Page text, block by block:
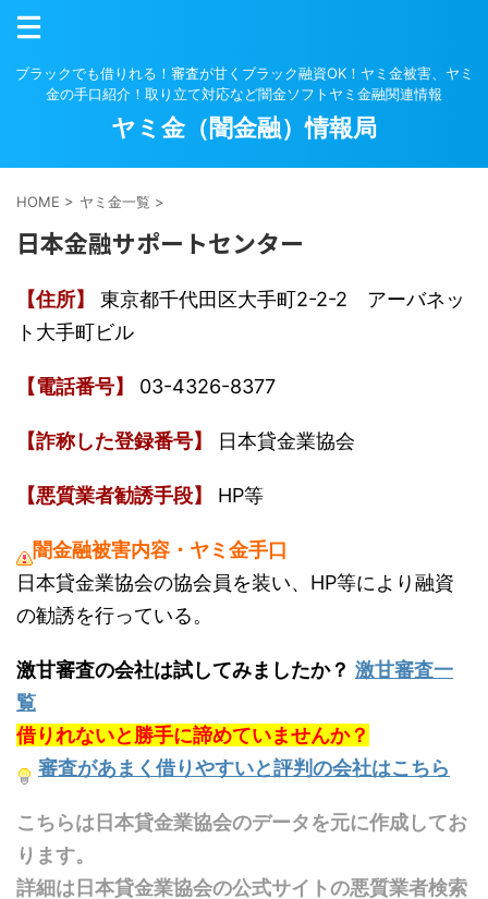
ブラックでも借りれる！審査が甘くブラック融資OK！ヤミ金被害、ヤミ
金の手口紹介！取り立て対応など闇金ソフトヤミ金融関連情報
ヤミ金（闇金融）情報局
HOME > ヤミ金一覧 >
日本金融サポートセンター
【住所】
東京都千代田区大手町2-2-2 アーバネッ
ト大手町ビル
【電話番号】 03-4326-8377
【詐称した登録番号】 日本貸金業協会
【悪質業者勧誘手段】 HP等
闇金融被害内容・ヤミ金手口
日本貸金業協会の協会員を装い、HP等により融資
の勧誘を行っている。
激甘審査の会社は試してみましたか？ 激甘審査一
覧
借りれないと勝手に諦めていませんか？
審査があまく借りやすいと評判の会社はこちら
こちらは日本貸金業協会のデータを元に作成してお
ります。
詳細は日本貸金業協会の公式サイトの悪質業者検索